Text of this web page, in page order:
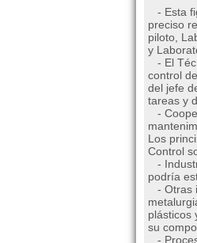
- Esta
preciso
piloto,
y
- El
control
del jefe
tareas y
-
Los
Control
-
podría
- Otras
plásticos
su
-